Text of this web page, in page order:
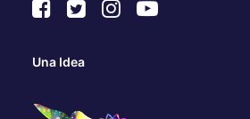
Una Idea